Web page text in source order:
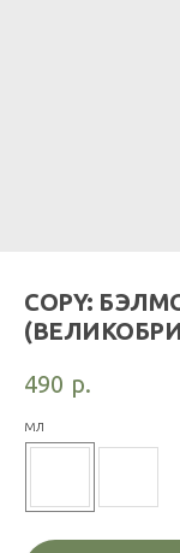
COPY:
490 р.
мл